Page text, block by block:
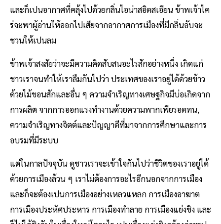
และก็เปนอากาศที่คลุ้งไปด้วยกลิ่นไอน่าสอิดสเอียน ข้าพเจ้าไค
ร่จะพาผู้อ่านให้ออกไปเสียจากอากาศการเมืองที่มีกลิ่นอับจะ
ชวนให้เปนลม
ข้าพเจ้าสงสัยว่าจะมีความคิดสับสนอะไรสักอย่างหนึ่ง เกิดแก่
ชาวเราจนทำให้เราลืมกันไปว่า ประเทศของเราอยู่ได้ด้วยข้าว
ด้วยไม้ขอนสักและอื่น ๆ ความจำเริญทางเศษฐกิจมีบ่อเกิดจาก
การผลิต จากการออกแรงทำงานด้วยความพากเพียรอดทน,
ความจำเริญทางจิตต์และปัญญาดีที่มาจากการศึกษาและการ
อบรมที่มีระบบ
แต่ในกาลปัจจุบัน ดูชาวเราจะเข้าใจกันไปว่าชีวิตของเราอยู่ได้
ด้วยการเมืองล้วน ๆ เราไม่ต้องการอะไรอีกนอกจากการเมือง
และก็จะต้องเปนการเมืองอย่างเหลวแหลก การเมืองอาฆาต
การเมืองประหัศประหาร การเมืองทำลาย การเมืองแย่งชิง และ